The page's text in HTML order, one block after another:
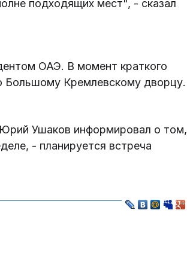
подходящих мест", - сказал
ОАЭ. В момент краткого
Большому Кремлевскому дворцу.
Ушаков информировал о том,
- планируется встреча